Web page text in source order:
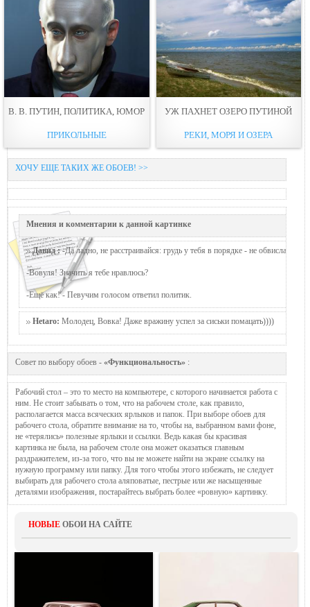
В. В. ПУТИН, ПОЛИТИКА, ЮМОР
ПРИКОЛЬНЫЕ
УЖ ПАХНЕТ ОЗЕРО ПУТИНОЙ
РЕКИ, МОРЯ И ОЗЕРА
ХОЧУ ЕЩЕ ТАКИХ ЖЕ ОБОЕВ! >>
Мнения и комментарии к данной картинке
Давид :-Да ладно, не расстраивайся: грудь у тебя в порядке - не обвисла, и
-Вовуля! Значить я тебе нравлюсь?
-Ещё как! - Певучим голосом ответил политик.
Hetaro: Молодец, Вовка! Даже вражину успел за сиськи помацать))))
Совет по выбору обоев - «Функциональность» :
Рабочий стол – это то место на компьютере, с которого начинается работа с
ним. Не стоит забывать о том, что на рабочем столе, как правило,
располагается масса всяческих ярлыков и папок. При выборе обоев для
рабочего стола, обратите внимание на то, чтобы на, выбранном вами фоне,
не «терялись» полезные ярлыки и ссылки. Ведь какая бы красивая
картинка не была, на рабочем столе она может оказаться главным
раздражителем, из-за того, что вы не можете найти на экране ссылку на
нужную программу или папку. Для того чтобы этого избежать, не следует
выбирать для рабочего стола аляповатые, пестрые или же насыщенные
деталями изображения, постарайтесь выбрать более «ровную» картинку.
НОВЫЕ ОБОИ НА САЙТЕ